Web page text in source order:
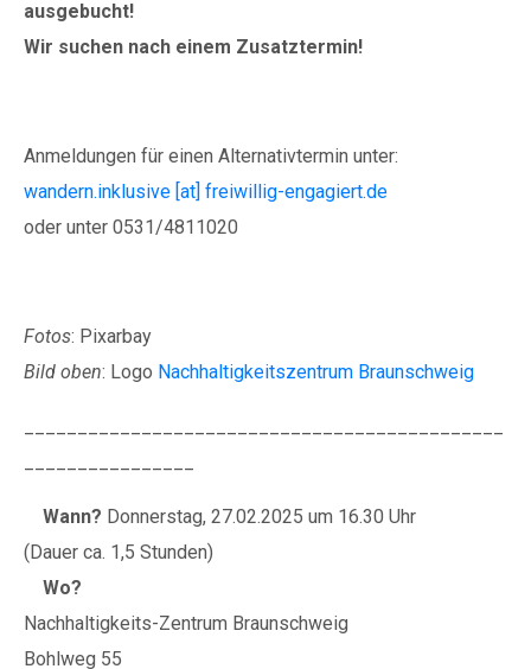
ausgebucht!
Wir suchen nach einem Zusatztermin!
Anmeldungen für einen Alternativtermin unter:
wandern.inklusive [at] freiwillig-engagiert.de
oder unter 0531/4811020
Fotos: Pixarbay
Bild oben: Logo Nachhaltigkeitszentrum Braunschweig
Wann? Donnerstag, 27.02.2025 um 16.30 Uhr
(Dauer ca. 1,5 Stunden)
Wo?
Nachhaltigkeits-Zentrum Braunschweig
Bohlweg 55